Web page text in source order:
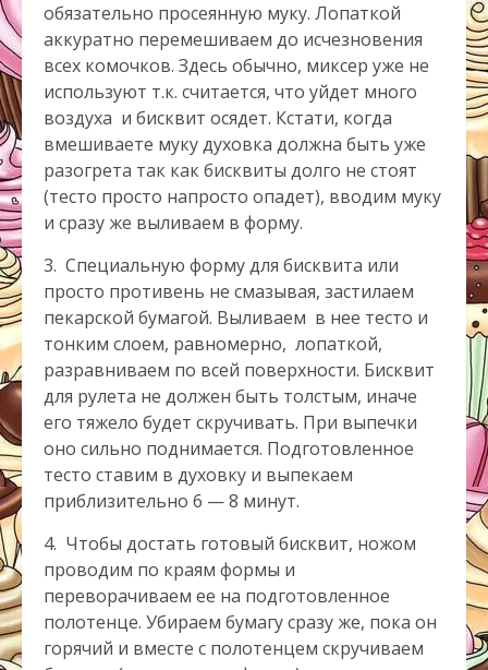
обязательно просеянную муку. Лопаткой
аккуратно перемешиваем до исчезновения
всех комочков. Здесь обычно, миксер уже не
используют т.к. считается, что уйдет много
воздуха и бисквит осядет. Кстати, когда
вмешиваете муку духовка должна быть уже
разогрета так как бисквиты долго не стоят
(тесто просто напросто опадет), вводим муку
и сразу же выливаем в форму.
3. Специальную форму для бисквита или
просто противень не смазывая, застилаем
пекарской бумагой. Выливаем в нее тесто и
тонким слоем, равномерно, лопаткой,
разравниваем по всей поверхности. Бисквит
для рулета не должен быть толстым, иначе
его тяжело будет скручивать. При выпечки
оно сильно поднимается. Подготовленное
тесто ставим в духовку и выпекаем
приблизительно 6 — 8 минут.
4. Чтобы достать готовый бисквит, ножом
проводим по краям формы и
переворачиваем ее на подготовленное
полотенце. Убираем бумагу сразу же, пока он
горячий и вместе с полотенцем скручиваем